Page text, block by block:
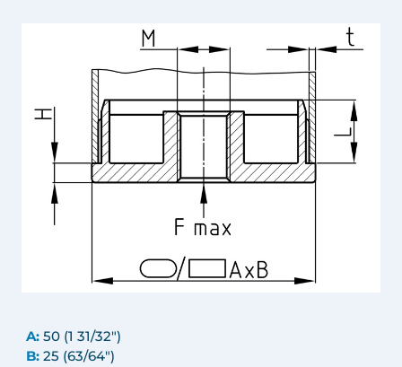
A: 50 (1 31/32")
B: 25 (63/64")